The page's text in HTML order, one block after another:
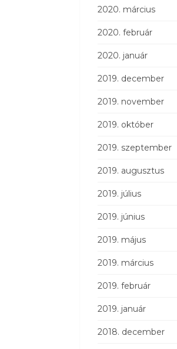
2020. március
2020. február
2020. január
2019. december
2019. november
2019. október
2019. szeptember
2019. augusztus
2019. július
2019. június
2019. május
2019. március
2019. február
2019. január
2018. december